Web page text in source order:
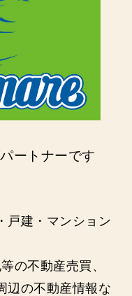
ートナーです
戸建・マンション
の不動産売買、
辺の不動産情報な